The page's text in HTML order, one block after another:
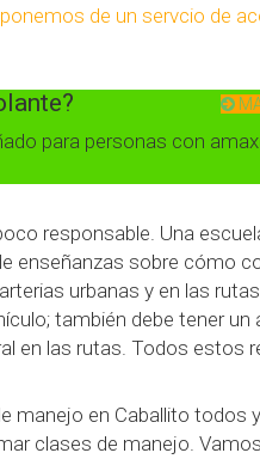
de un servcio de
para personas con
responsable. Una
enseñanzas sobre cómo
urbanas y en las
también debe tener un
en las rutas. Todos estos
manejo en Caballito todos
clases de manejo.